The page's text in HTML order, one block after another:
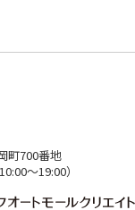
町700番地
～19:00）